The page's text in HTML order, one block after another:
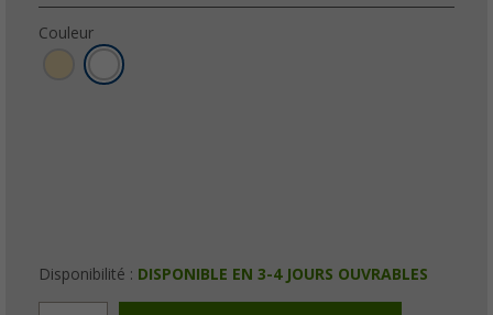
Couleur
Disponibilité : DISPONIBLE EN 3-4 JOURS OUVRABLES